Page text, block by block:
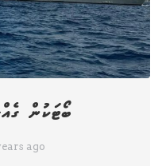
ބޯޓަކުން
ago